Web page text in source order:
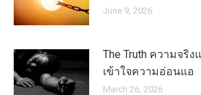
June 9, 2026
The Truth ความจริ
เข้าใจความอ่อนแอ
March 26, 2026